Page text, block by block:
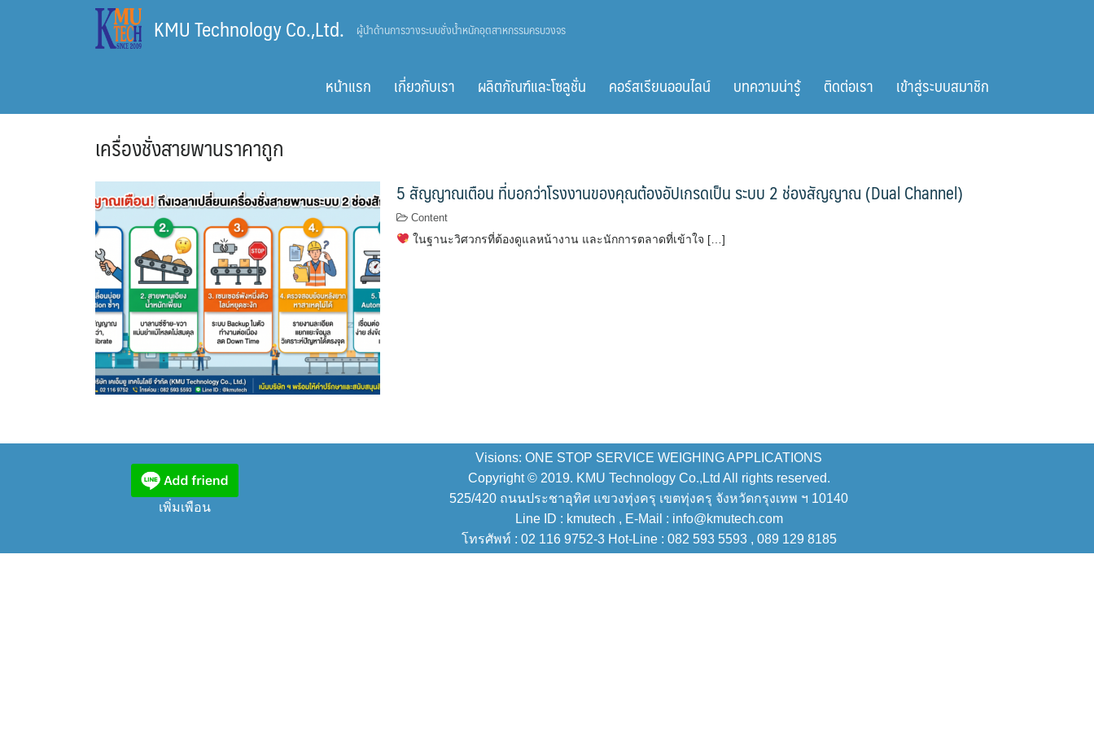
KMU Technology Co.,Ltd. ผู้นำด้านการวางระบบชั่งน้ำหนักอุตสาหกรรมครบวงจร
หน้าแรก เกี่ยวกับเรา ผลิตภัณฑ์และโซลูชั่น คอร์สเรียนออนไลน์ บทความน่ารู้ ติดต่อเรา เข้าสู่ระบบสมาชิก
เครื่องชั่งสายพานราคาถูก
5 สัญญาณเตือน ที่บอกว่าโรงงานของคุณต้องอัปเกรดเป็น ระบบ 2 ช่องสัญญาณ (Dual Channel)
Content
ในฐานะวิศวกรที่ต้องดูแลหน้างาน และนักการตลาดที่เข้าใจ […]
เพิ่มเพือน
Visions: ONE STOP SERVICE WEIGHING APPLICATIONS
Copyright © 2019. KMU Technology Co.,Ltd All rights reserved.
525/420 ถนนประชาอุทิศ แขวงทุ่งครุ เขตทุ่งครุ จังหวัดกรุงเทพ ฯ 10140
Line ID : kmutech , E-Mail : info@kmutech.com
โทรศัพท์ : 02 116 9752-3 Hot-Line : 082 593 5593 , 089 129 8185